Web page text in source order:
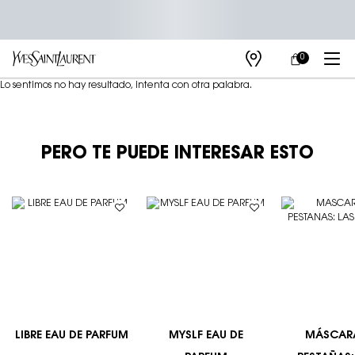
TIENDAS
MI
CARRITO
0
0 PRODUCTO
Main content
Lo sentimos no hay resultado, intenta con otra palabra.
PERO TE PUEDE INTERESAR ESTO
LIBRE EAU DE PARFUM
MYSLF EAU DE